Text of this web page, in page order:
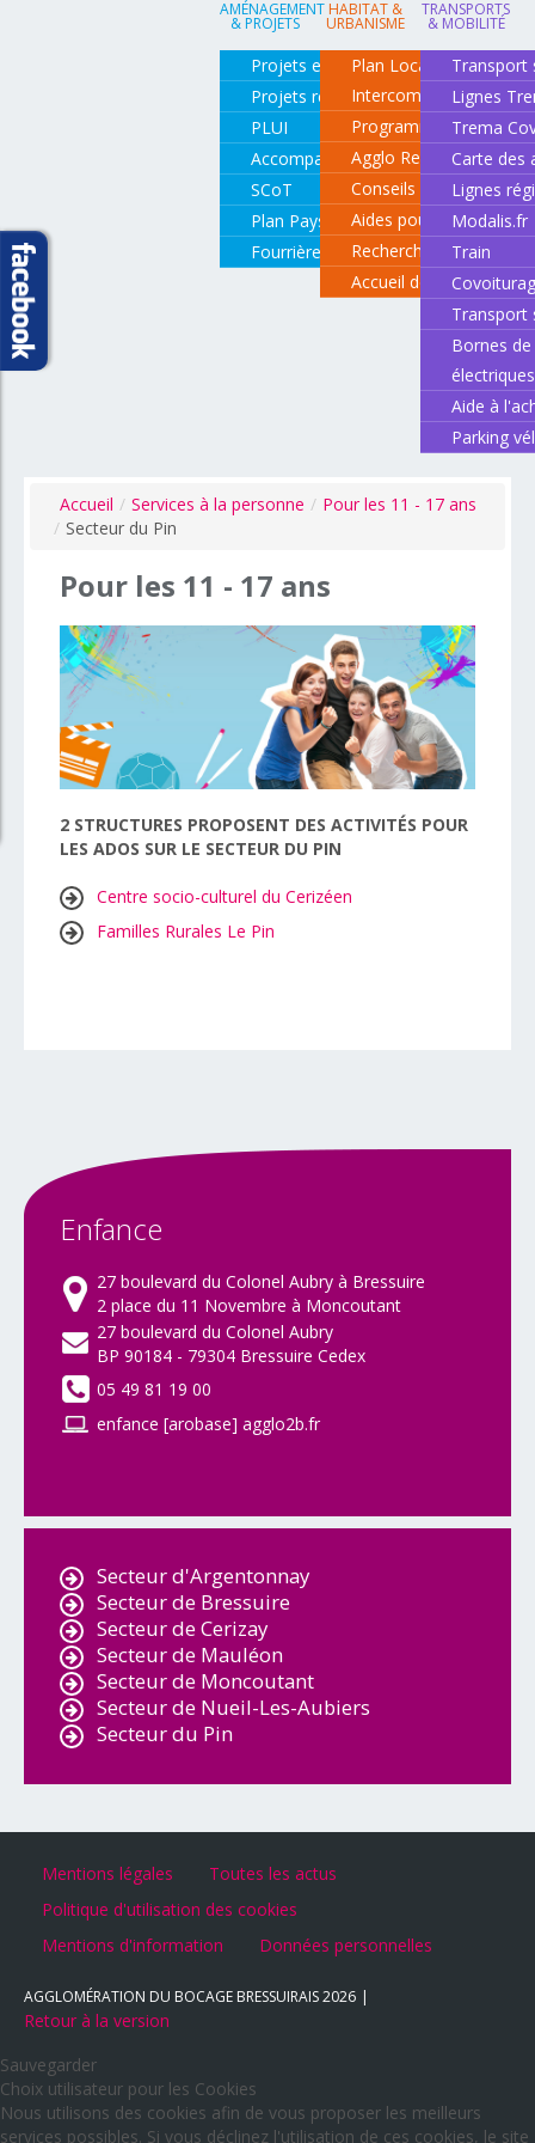
AMÉNAGEMENT
& PROJETS
Projets en cours
Projets réalisés
PLUI
Accompagnement de projets
SCoT
Plan Paysage
Fourrière animale
HABITAT &
URBANISME
Plan Local d'Urbanisme
Intercommunal
Programme local de
Agglo Renov
Conseils pour rénover
Aides pour rénover
Recherche d'un
Accueil des gens du
TRANSPORTS
& MOBILITÉ
Transport
Lignes
Trema
Carte des
Lignes
Modalis.fr
Train
Transport
Bornes
électriques
Aide à
Parking
Accueil / Services à la personne / Pour les 11 - 17 ans
/ Secteur du Pin
Pour les 11 - 17 ans
2 STRUCTURES PROPOSENT DES ACTIVITÉS POUR
LES ADOS SUR LE SECTEUR DU PIN
Centre socio-culturel du Cerizéen
Familles Rurales Le Pin
Enfance
27 boulevard du Colonel Aubry à Bressuire
2 place du 11 Novembre à Moncoutant
27 boulevard du Colonel Aubry
BP 90184 - 79304 Bressuire Cedex
05 49 81 19 00
enfance [arobase] agglo2b.fr
Secteur d'Argentonnay
Secteur de Bressuire
Secteur de Cerizay
Secteur de Mauléon
Secteur de Moncoutant
Secteur de Nueil-Les-Aubiers
Secteur du Pin
Mentions légales
Toutes les actus
Politique d'utilisation des cookies
Mentions d'information
Données personnelles
AGGLOMÉRATION DU BOCAGE BRESSUIRAIS2026
Retour à la version
Sauvegarder
Choix utilisateur pour les Cookies
Nous utilisons des cookies afin de vous proposer les meilleurs
services possibles. Si vous déclinez l'utilisation de ces cookies, le site